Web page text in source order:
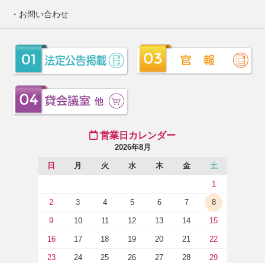
お問い合わせ
営業日カレンダー
2026年8月
日 月 火 水 木 金 土
1
2 3 4 5 6 7 8
9 10 11 12 13 14 15
16 17 18 19 20 21 22
23 24 25 26 27 28 29